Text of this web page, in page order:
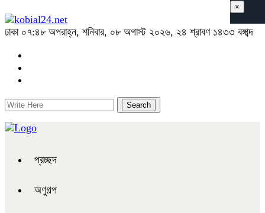
ঢাকা ০৭:৪৮ অপরাহ্ন, শনিবার, ০৮ অগাস্ট ২০২৬, ২৪ শ্রাবণ ১৪৩৩ বঙ্গাব্দ
প্রচ্ছদ
অণুগল্প
×